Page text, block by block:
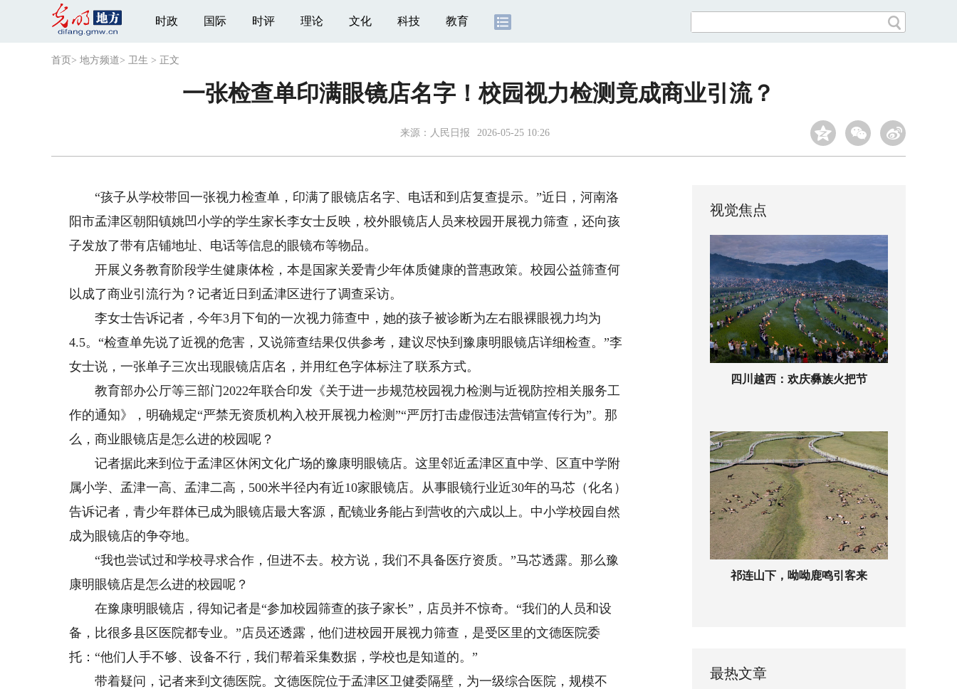
时政 国际 时评 理论 文化 科技 教育
首页 > 地方频道> 卫生 > 正文
一张检查单印满眼镜店名字！校园视力检测竟成商业引流？
来源： 人民日报 2026-05-25 10:26
“孩子从学校带回一张视力检查单，印满了眼镜店名字、电话和到店复查提示。”近日，河南洛
阳市孟津区朝阳镇姚凹小学的学生家长李女士反映，校外眼镜店人员来校园开展视力筛查，还向孩
子发放了带有店铺地址、电话等信息的眼镜布等物品。
开展义务教育阶段学生健康体检，本是国家关爱青少年体质健康的普惠政策。校园公益筛查何
以成了商业引流行为？记者近日到孟津区进行了调查采访。
李女士告诉记者，今年3月下旬的一次视力筛查中，她的孩子被诊断为左右眼裸眼视力均为
4.5。“检查单先说了近视的危害，又说筛查结果仅供参考，建议尽快到豫康明眼镜店详细检查。”李
女士说，一张单子三次出现眼镜店店名，并用红色字体标注了联系方式。
教育部办公厅等三部门2022年联合印发《关于进一步规范校园视力检测与近视防控相关服务工
作的通知》，明确规定“严禁无资质机构入校开展视力检测”“严厉打击虚假违法营销宣传行为”。那
么，商业眼镜店是怎么进的校园呢？
记者据此来到位于孟津区休闲文化广场的豫康明眼镜店。这里邻近孟津区直中学、区直中学附
属小学、孟津一高、孟津二高，500米半径内有近10家眼镜店。从事眼镜行业近30年的马芯（化名）
告诉记者，青少年群体已成为眼镜店最大客源，配镜业务能占到营收的六成以上。中小学校园自然
成为眼镜店的争夺地。
“我也尝试过和学校寻求合作，但进不去。校方说，我们不具备医疗资质。”马芯透露。那么豫
康明眼镜店是怎么进的校园呢？
在豫康明眼镜店，得知记者是“参加校园筛查的孩子家长”，店员并不惊奇。“我们的人员和设
备，比很多县区医院都专业。”店员还透露，他们进校园开展视力筛查，是受区里的文德医院委
托：“他们人手不够、设备不行，我们帮着采集数据，学校也是知道的。”
带着疑问，记者来到文德医院。文德医院位于孟津区卫健委隔壁，为一级综合医院，规模不
视觉焦点
四川越西：欢庆彝族火把节
祁连山下，呦呦鹿鸣引客来
最热文章